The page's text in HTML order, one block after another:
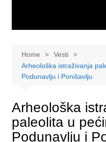
Home
Vesti
Arheološka istraživanja
Podunavlju i Ponišavlju
Arheološka
paleolita u
Podunavlju i